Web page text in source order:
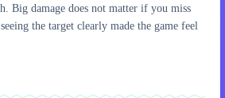
Big damage does not matter if you miss
the target clearly made the game feel